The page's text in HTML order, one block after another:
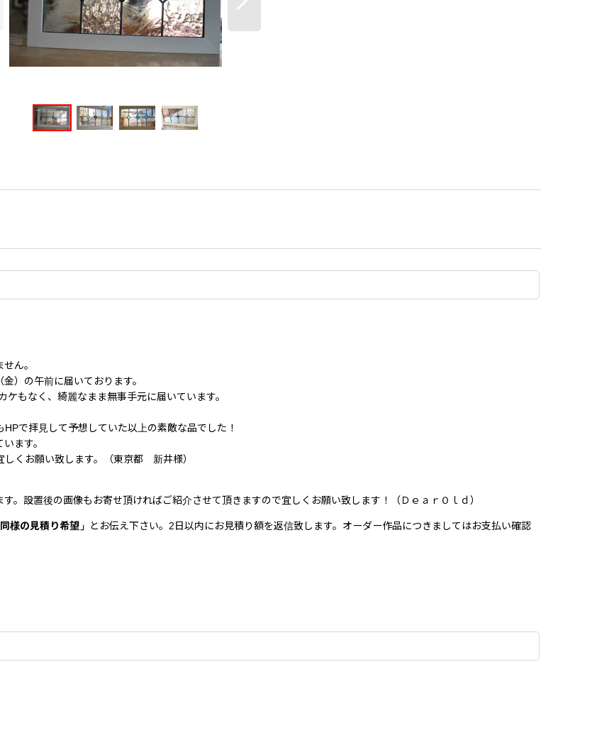
ん。
）の午前に届いております。
もなく、綺麗なまま無事手元に届いています。
で拝見して予想していた以上の素敵な品でした！
ます。
くお願い致します。（東京都 新井様）
。設置後の画像もお寄せ頂ければご紹介させて頂きますので宜しくお願い致します！（ＤｅａｒＯｌｄ）
様の見積り希望」 とお伝え下さい。2日以内にお見積り額を返信致します。オーダー作品につきましてはお支払い確認